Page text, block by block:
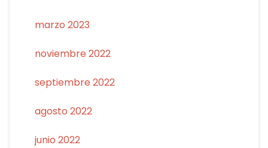
marzo 2023
noviembre 2022
septiembre 2022
agosto 2022
junio 2022